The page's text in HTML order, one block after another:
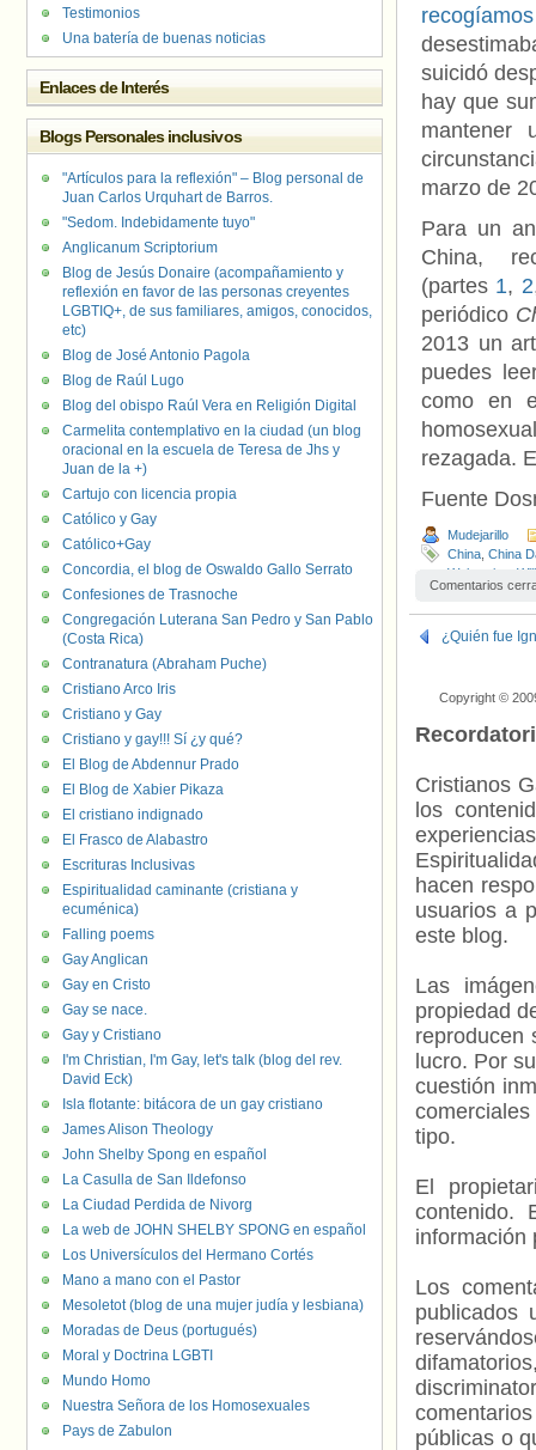
recogíamos
suicidó
hay que
mantener
marzo de
Para un
China,
(partes 1, 2
periódico
2013 un
puedes
como en
rezagada.
Fuente
Mudejarillo
China China
Webseries
Comentarios
¿Quién fue
Copyright ©
Cristianos
los
hacen
usuarios a
este blog.
Las
propiedad
reproducen
lucro. Por
cuestión
tipo.
El
contenido.
información
Los
publicados
públicas o
Testimonios
Una batería de buenas noticias
Enlaces de Interés
Blogs Personales inclusivos
"Artículos para la reflexión" – Blog personal de
Juan Carlos Urquhart de Barros.
"Sedom. Indebidamente tuyo"
Anglicanum Scriptorium
Blog de Jesús Donaire (acompañamiento y
reflexión en favor de las personas creyentes
LGBTIQ+, de sus familiares, amigos, conocidos,
etc)
Blog de José Antonio Pagola
Blog de Raúl Lugo
Blog del obispo Raúl Vera en Religión Digital
Carmelita contemplativo en la ciudad (un blog
oracional en la escuela de Teresa de Jhs y
Juan de la +)
Cartujo con licencia propia
Católico y Gay
Católico+Gay
Concordia, el blog de Oswaldo Gallo Serrato
Confesiones de Trasnoche
Congregación Luterana San Pedro y San Pablo
(Costa Rica)
Contranatura (Abraham Puche)
Cristiano Arco Iris
Cristiano y Gay
Cristiano y gay!!! Sí ¿y qué?
El Blog de Abdennur Prado
El Blog de Xabier Pikaza
El cristiano indignado
El Frasco de Alabastro
Escrituras Inclusivas
Espiritualidad caminante (cristiana y
ecuménica)
Falling poems
Gay Anglican
Gay en Cristo
Gay se nace.
Gay y Cristiano
I'm Christian, I'm Gay, let's talk (blog del rev.
David Eck)
Isla flotante: bitácora de un gay cristiano
James Alison Theology
John Shelby Spong en español
La Casulla de San Ildefonso
La Ciudad Perdida de Nivorg
La web de JOHN SHELBY SPONG en español
Los Universículos del Hermano Cortés
Mano a mano con el Pastor
Mesoletot (blog de una mujer judía y lesbiana)
Moradas de Deus (portugués)
Moral y Doctrina LGBTI
Mundo Homo
Nuestra Señora de los Homosexuales
Pays de Zabulon